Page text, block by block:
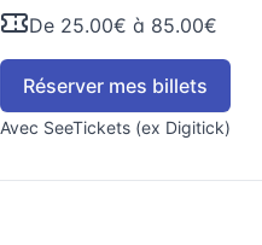
De 25.00€ à 85.00€
Réserver mes billets
Avec SeeTickets (ex Digitick)